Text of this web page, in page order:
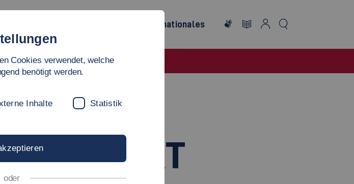
Internationales
PROJEKT
Cookies verwendet, welche
benötigt werden.
Inhalte Statistik
oder